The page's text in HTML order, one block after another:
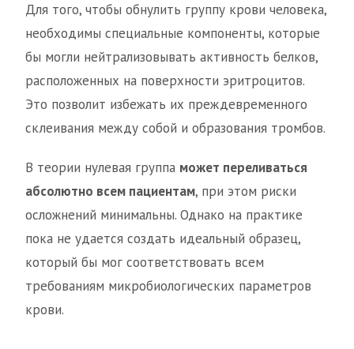
Для того, чтобы обнулить группу крови человека,
необходимы специальные компоненты, которые
бы могли нейтрализовывать активность белков,
расположенных на поверхности эритроцитов.
Это позволит избежать их преждевременного
склеивания между собой и образования тромбов.
В теории нулевая группа может переливаться
абсолютно всем пациентам, при этом риски
осложнений минимальны. Однако на практике
пока не удается создать идеальный образец,
который бы мог соответствовать всем
требованиям микробиологических параметров
крови.